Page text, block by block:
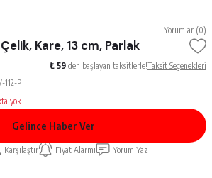
Yorumlar (0)
Kare, 13 cm, Parlak
₺ 59 den başlayan taksitlerle!Taksit Seçenekleri
112-P
yok
Gelince Haber Ver
Karşılaştır Fiyat Alarmı Yorum Yaz